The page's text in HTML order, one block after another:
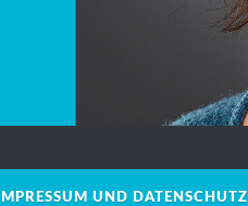
IMPRESSUM UND DATENSCHUTZ